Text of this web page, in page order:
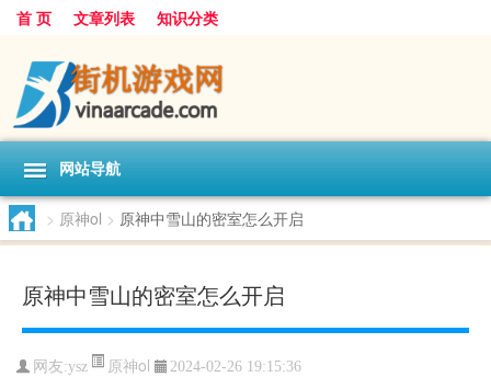
首 页 文章列表 知识分类
网站导航
> 原神ol > 原神中雪山的密室怎么开启
原神中雪山的密室怎么开启
网友:ysz 原神ol 2024-02-26 19:15:36